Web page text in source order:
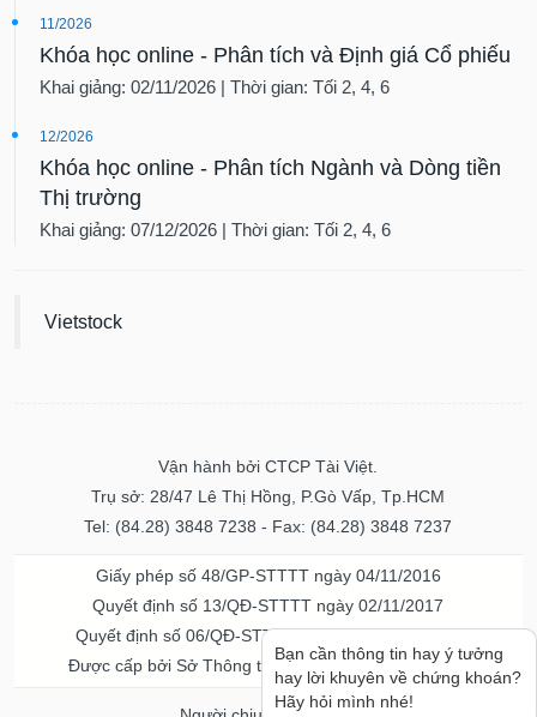
11/2026
Khóa học online - Phân tích và Định giá Cổ phiếu
Khai giảng: 02/11/2026 | Thời gian: Tối 2, 4, 6
12/2026
Khóa học online - Phân tích Ngành và Dòng tiền
Thị trường
Khai giảng: 07/12/2026 | Thời gian: Tối 2, 4, 6
Vietstock
Vận hành bởi CTCP Tài Việt.
Trụ sở: 28/47 Lê Thị Hồng, P.Gò Vấp, Tp.HCM
Tel: (84.28) 3848 7238 - Fax: (84.28) 3848 7237
Giấy phép số 48/GP-STTTT ngày 04/11/2016
Quyết định số 13/QĐ-STTTT ngày 02/11/2017
Quyết định số 06/QĐ-STTTT-ICP ngày 20/07/2023
Được cấp bởi Sở Thông tin và Truyền thông TPHCM
Bạn cần thông tin hay ý tưởng
hay lời khuyên về chứng khoán?
Hãy hỏi mình nhé!